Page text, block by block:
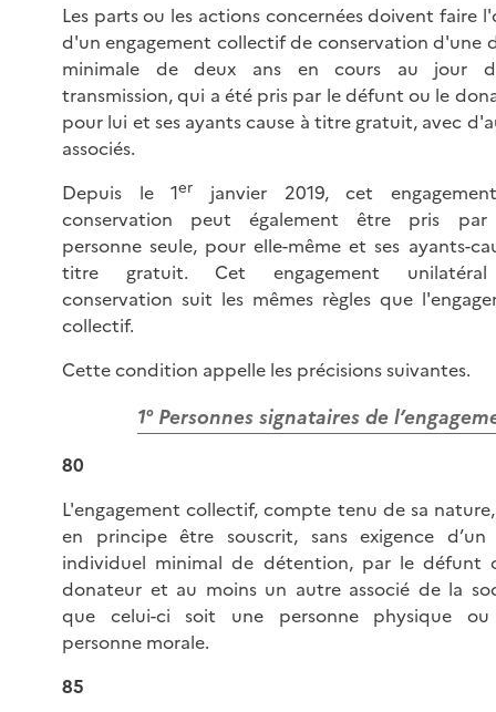
Les parts ou les actions concernées doivent faire
d'un engagement collectif de conservation d'une
minimale de deux ans en cours au jour
transmission, qui a été pris par le défunt ou le
pour lui et ses ayants cause à titre gratuit, avec
associés.
Depuis le 1er
janvier 2019, cet
conservation peut également être pris
personne seule, pour elle-même et ses ayants-
titre gratuit. Cet engagement
conservation suit les mêmes règles que
collectif.
Cette condition appelle les précisions suivantes.
1° Personnes signataires de
80
L'engagement collectif, compte tenu de sa
en principe être souscrit, sans exigence d’un
individuel minimal de détention, par le défunt
donateur et au moins un autre associé de la
que celui-ci soit une personne physique
personne morale.
85